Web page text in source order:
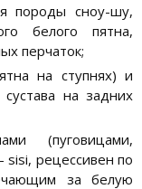
породы сноу-шу,
белого пятна,
перчаток;
на ступнях) и
на задних
(пуговицами,
рецессивен по
за белую